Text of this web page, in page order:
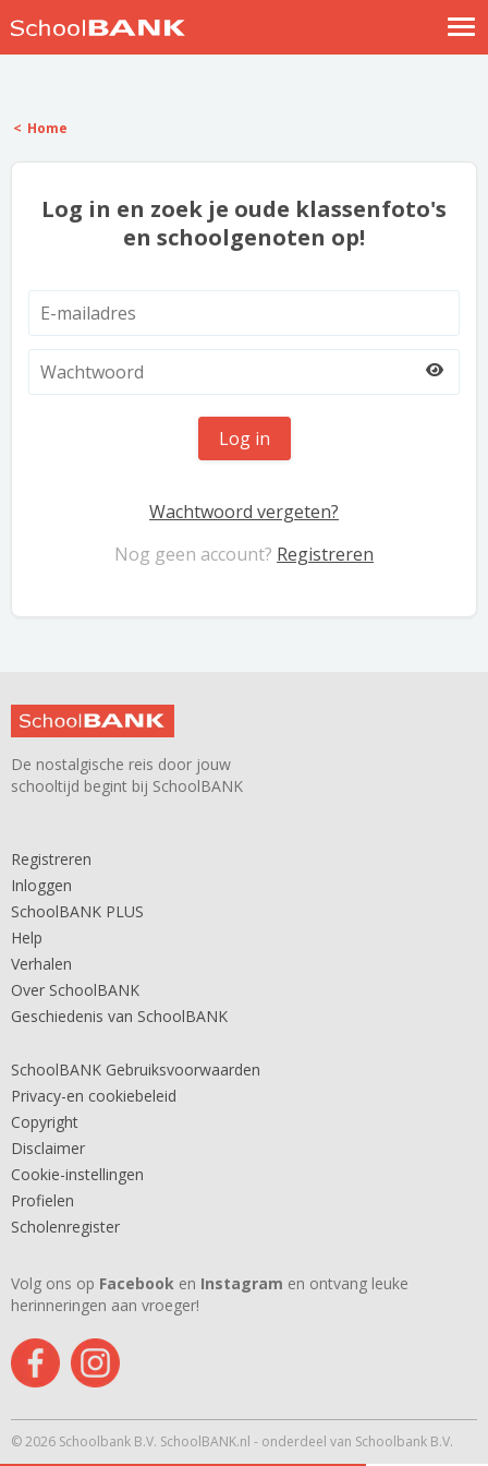
Help
Home
Log in en zoek je oude klassenfoto's
en schoolgenoten op!
Log in
Wachtwoord vergeten?
Nog geen account? Registreren
De nostalgische reis door jouw
schooltijd begint bij SchoolBANK
Registreren
Inloggen
SchoolBANK PLUS
Help
Verhalen
Over SchoolBANK
Geschiedenis van SchoolBANK
SchoolBANK Gebruiksvoorwaarden
Privacy-en cookiebeleid
Copyright
Disclaimer
Cookie-instellingen
Profielen
Scholenregister
Volg ons op Facebook en Instagram en ontvang leuke
herinneringen aan vroeger!
© 2026 Schoolbank B.V. SchoolBANK.nl - onderdeel van Schoolbank B.V.